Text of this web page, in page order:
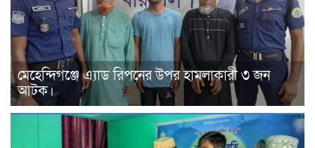
মেহেন্দিগঞ্জে এ্যাড রিপনের উপর হামলাকারী ৩ জন
আটক।